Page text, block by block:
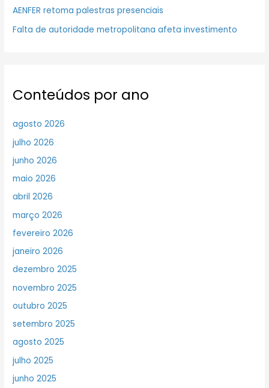
AENFER retoma palestras presenciais
Falta de autoridade metropolitana afeta investimento
Conteúdos por ano
agosto 2026
julho 2026
junho 2026
maio 2026
abril 2026
março 2026
fevereiro 2026
janeiro 2026
dezembro 2025
novembro 2025
outubro 2025
setembro 2025
agosto 2025
julho 2025
junho 2025